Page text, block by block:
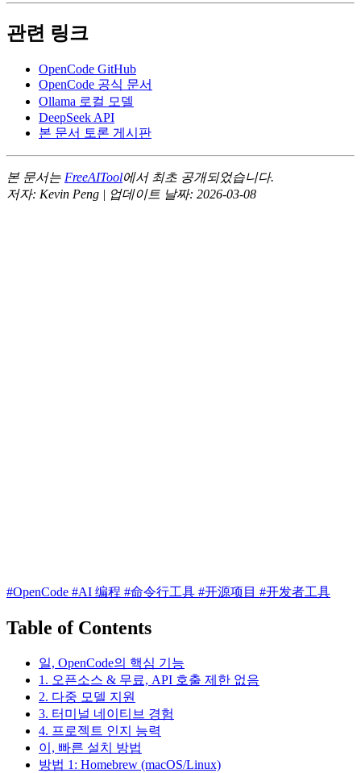
관련 링크
OpenCode GitHub
OpenCode 공식 문서
Ollama 로컬 모델
DeepSeek API
본 문서 토론 게시판
본 문서는 FreeAITool에서 최초 공개되었습니다.
저자: Kevin Peng | 업데이트 날짜: 2026-03-08
#OpenCode #AI 编程 #命令行工具 #开源项目 #开发者工具
Table of Contents
일, OpenCode의 핵심 기능
1. 오픈소스 & 무료, API 호출 제한 없음
2. 다중 모델 지원
3. 터미널 네이티브 경험
4. 프로젝트 인지 능력
이, 빠른 설치 방법
방법 1: Homebrew (macOS/Linux)